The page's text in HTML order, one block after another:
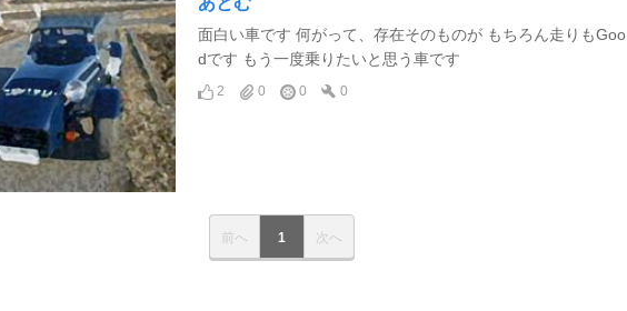
面白い車です 何がって、存在そのものが もちろん走りもGoo
dです もう一度乗りたいと思う車です
2 0 0 0
前へ 1 次へ